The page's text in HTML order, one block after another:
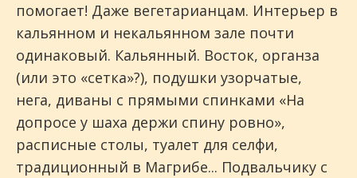
помогает! Даже вегетарианцам. Интерьер в
кальянном и некальянном зале почти
одинаковый. Кальянный. Восток, органза
(или это «сетка»?), подушки узорчатые,
нега, диваны с прямыми спинками «На
допросе у шаха держи спину ровно»,
расписные столы, туалет для селфи,
традиционный в Магрибе... Подвальчику с